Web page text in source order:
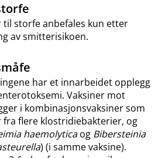
til storfe anbefales kun etter
av smitterisikoen.
har et innarbeidet opplegg
Vaksiner mot
i kombinasjonsvaksiner som
flere klostridiebakterier, og
haemolyticaog Bibersteinia
) (i samme vaksine).